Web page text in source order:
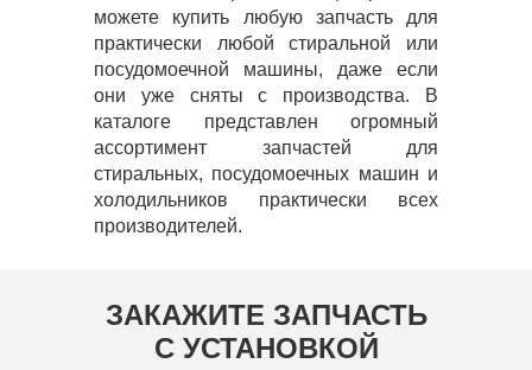
можете купить любую запчасть для
практически любой стиральной или
посудомоечной машины, даже если
они уже сняты с производства. В
каталоге представлен огромный
ассортимент запчастей для
стиральных, посудомоечных машин и
холодильников практически всех
производителей.
ЗАКАЖИТЕ ЗАПЧАСТЬ
С УСТАНОВКОЙ